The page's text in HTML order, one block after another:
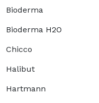
Bioderma
Bioderma H2O
Chicco
Halibut
Hartmann